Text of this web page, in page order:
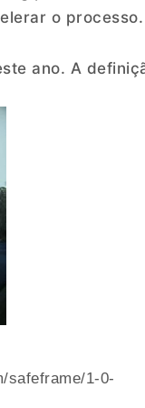
o
ano. A
safeframe/1-0-